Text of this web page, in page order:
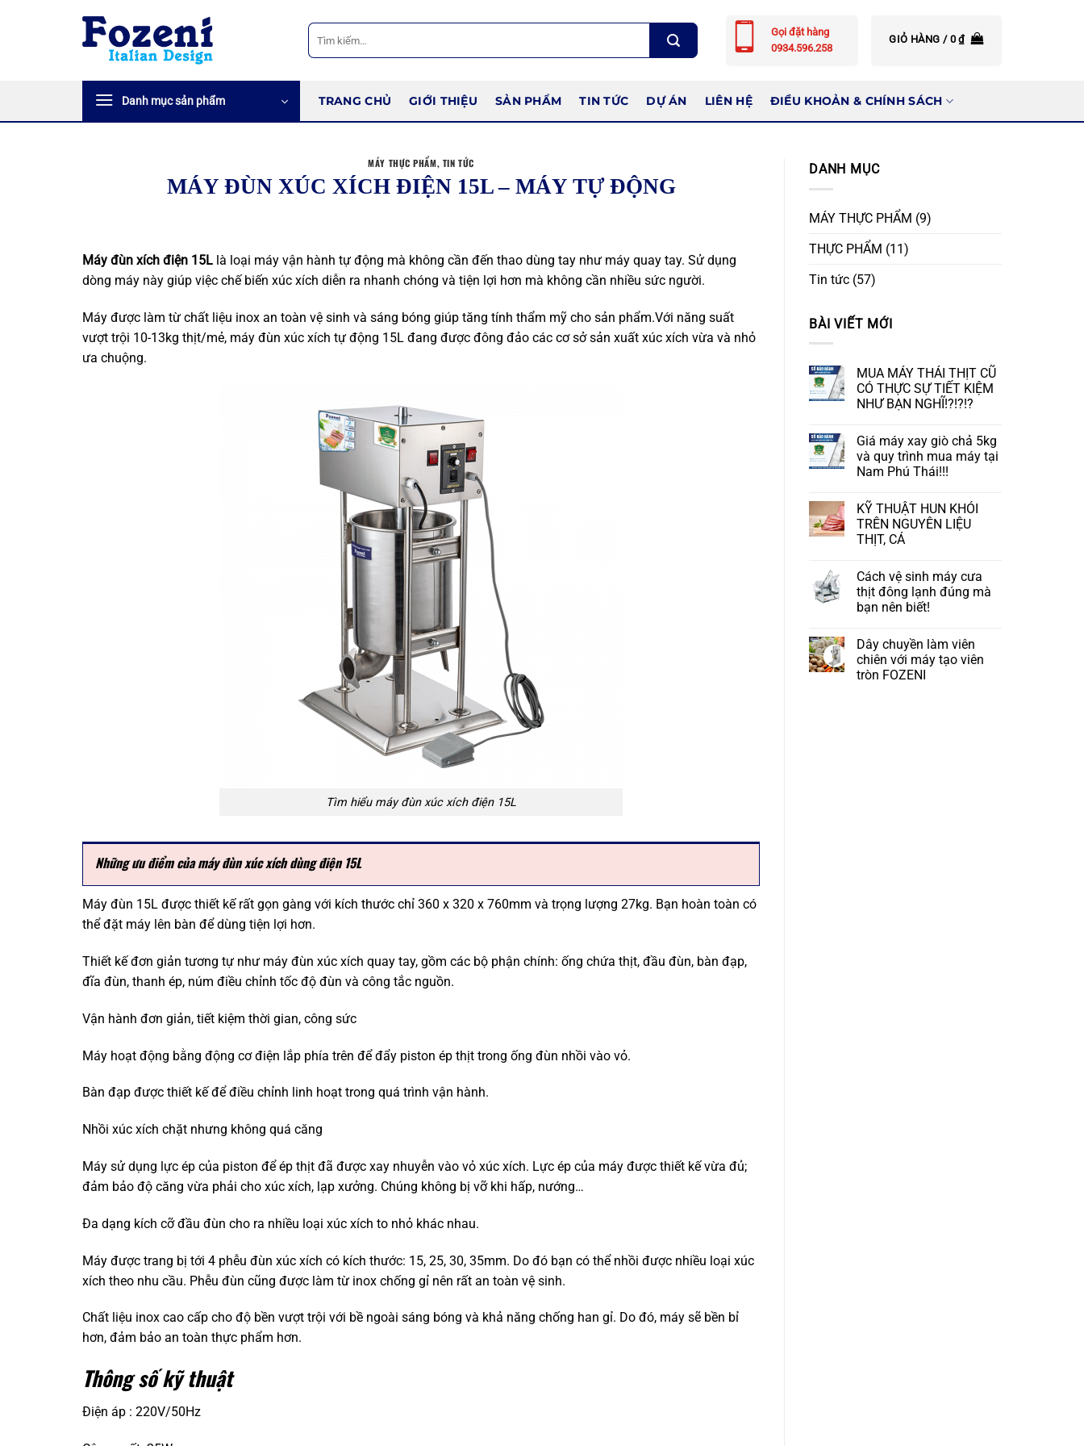
Tìm
kiếm:
Gọi đặt hàng
0934.596.258
GIỎ HÀNG / 0₫
Danh mục sản phẩm TRANG CHỦ GIỚI THIỆU SẢN PHẨM TIN TỨC DỰ ÁN LIÊN HỆ ĐIỀU KHOẢN & CHÍNH SÁCH
MÁY THỰC PHẨM, TIN TỨC
MÁY ĐÙN XÚC XÍCH ĐIỆN 15L – MÁY TỰ ĐỘNG
Máy đùn xích điện 15L là loại máy vận hành tự động mà không cần đến thao dùng tay như máy quay tay. Sử dụng
dòng máy này giúp việc chế biến xúc xích diễn ra nhanh chóng và tiện lợi hơn mà không cần nhiều sức người.
Máy được làm từ chất liệu inox an toàn vệ sinh và sáng bóng giúp tăng tính thẩm mỹ cho sản phẩm.Với năng suất
vượt trội 10-13kg thịt/mẻ, máy đùn xúc xích tự động 15L đang được đông đảo các cơ sở sản xuất xúc xích vừa và nhỏ
ưa chuộng.
Tìm hiểu máy đùn xúc xích điện 15L
Những ưu điểm của máy đùn xúc xích dùng điện 15L
Máy đùn 15L được thiết kế rất gọn gàng với kích thước chỉ 360 x 320 x 760mm và trọng lượng 27kg. Bạn hoàn toàn có
thể đặt máy lên bàn để dùng tiện lợi hơn.
Thiết kế đơn giản tương tự như máy đùn xúc xích quay tay, gồm các bộ phận chính: ống chứa thịt, đầu đùn, bàn đạp,
đĩa đùn, thanh ép, núm điều chỉnh tốc độ đùn và công tắc nguồn.
Vận hành đơn giản, tiết kiệm thời gian, công sức
Máy hoạt động bằng động cơ điện lắp phía trên để đẩy piston ép thịt trong ống đùn nhồi vào vỏ.
Bàn đạp được thiết kế để điều chỉnh linh hoạt trong quá trình vận hành.
Nhồi xúc xích chặt nhưng không quá căng
Máy sử dụng lực ép của piston để ép thịt đã được xay nhuyễn vào vỏ xúc xích. Lực ép của máy được thiết kế vừa đủ;
đảm bảo độ căng vừa phải cho xúc xích, lạp xưởng. Chúng không bị vỡ khi hấp, nướng…
Đa dạng kích cỡ đầu đùn cho ra nhiều loại xúc xích to nhỏ khác nhau.
Máy được trang bị tới 4 phễu đùn xúc xích có kích thước: 15, 25, 30, 35mm. Do đó bạn có thể nhồi được nhiều loại xúc
xích theo nhu cầu. Phễu đùn cũng được làm từ inox chống gỉ nên rất an toàn vệ sinh.
Chất liệu inox cao cấp cho độ bền vượt trội với bề ngoài sáng bóng và khả năng chống han gỉ. Do đó, máy sẽ bền bỉ
hơn, đảm bảo an toàn thực phẩm hơn.
Thông số kỹ thuật
Điện áp : 220V/50Hz
DANH MỤC
MÁY THỰC PHẨM (9)
THỰC PHẨM (11)
Tin tức (57)
BÀI VIẾT MỚI
MUA MÁY THÁI THỊT CŨ
CÓ THỰC SỰ TIẾT KIỆM
NHƯ BẠN NGHĨ!?!?!?
Giá máy xay giò chả 5kg
và quy trình mua máy tại
Nam Phú Thái!!!
KỸ THUẬT HUN KHÓI
TRÊN NGUYÊN LIỆU
THỊT, CÁ
Cách vệ sinh máy cưa
thịt đông lạnh đúng mà
bạn nên biết!
Dây chuyền làm viên
chiên với máy tạo viên
tròn FOZENI